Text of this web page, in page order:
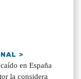
>
en España
la considera